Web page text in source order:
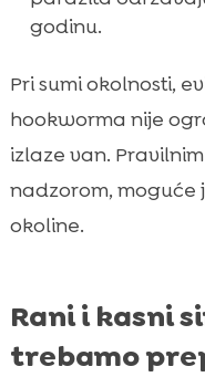
godinu.
Pri sumi okolnosti,
hookworma nije
izlaze van.
nadzorom, moguće
okoline.
Rani i kasni
trebamo